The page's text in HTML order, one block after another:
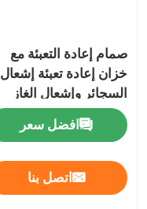
صمام إعادة التعبئة مع
خزان إعادة تعبئة إشعال
السجائر وإشعال الغاز
بوتان
افضل سعر
اتصل بنا